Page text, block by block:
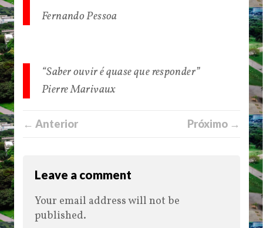
Fernando Pessoa
“Saber ouvir é quase que responder”
Pierre Marivaux
← Anterior Próximo →
Leave a comment
Your email address will not be
published.